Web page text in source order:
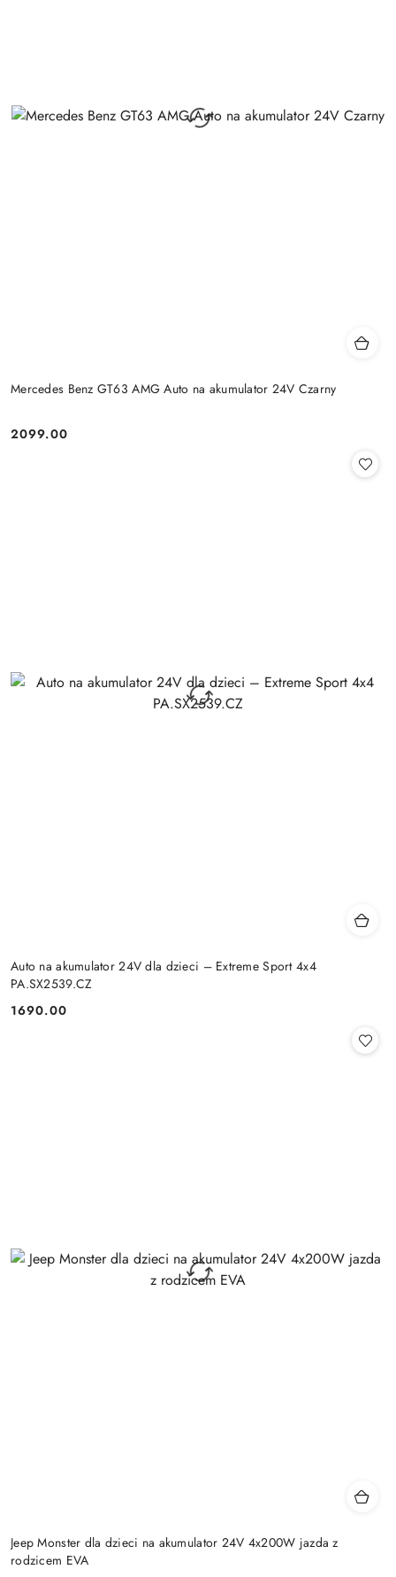
Mercedes Benz GT63 AMG Auto na akumulator 24V Czarny
Cena:
2099.00
Auto na akumulator 24V dla dzieci – Extreme Sport 4x4
PA.SX2539.CZ
Cena:
1690.00
Jeep Monster dla dzieci na akumulator 24V 4x200W jazda z
rodzicem EVA